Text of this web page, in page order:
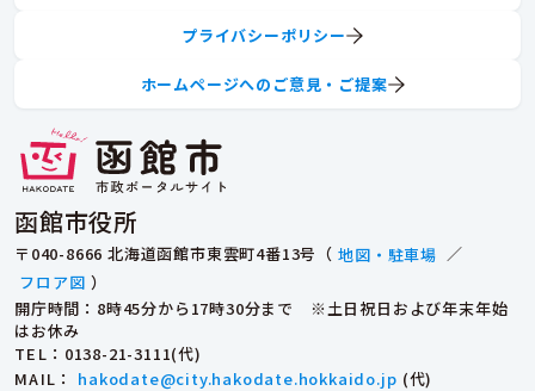
函館市役所
〒040-8666 北海道函館市東雲町4番13号（ 地図・駐車場 ／
フロア図 ）
開庁時間：8時45分から17時30分まで ※土日祝日および年末年始
はお休み
TEL ：0138-21-3111(代)
MAIL ： hakodate@city.hakodate.hokkaido.jp (代)
プライバシーポリシー
ホームページへのご意見・ご提案